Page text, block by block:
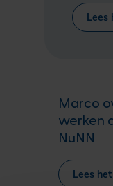
Lees
Marco
werken
NuNN
Lees